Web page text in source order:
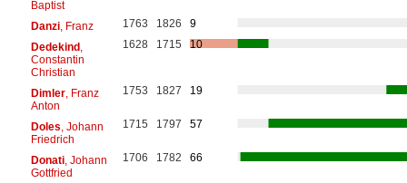
Baptist
Danzi, Franz 1763 1826
9
Dedekind,
Constantin
Christian
1628 1715 10
Dimler, Franz
Anton
1753 1827 19
Doles , Johann
Friedrich
1715 1797 57
Donati, Johann
Gottfried
1706 1782 66